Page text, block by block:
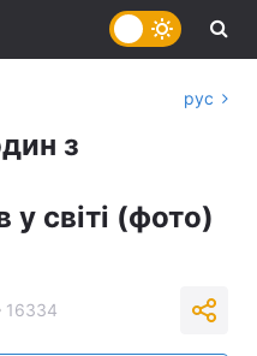
рус
з
у світі (фото)
16334